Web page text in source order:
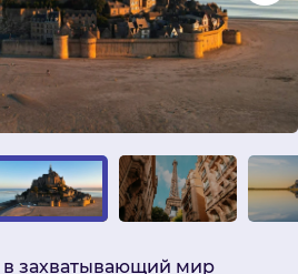
захватывающий мир